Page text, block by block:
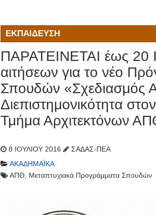
ΕΚΠΑΊΔΕΥΣΗ
ΠΑΡΑΤΕΙΝΕΤΑΙ έως 20
αιτήσεων για το νέο
Σπουδών «Σχεδιασμός
Διεπιστημονικότητα
Τμήμα Αρχιτεκτόνων
8 ΙΟΥΛΊΟΥ 2016
ΣΑΔΑΣ-ΠΕΑ
ΑΚΑΔΗΜΑΪΚΆ
ΑΠΘ, Μεταπτυχιακά Προγράμματα Σπουδών